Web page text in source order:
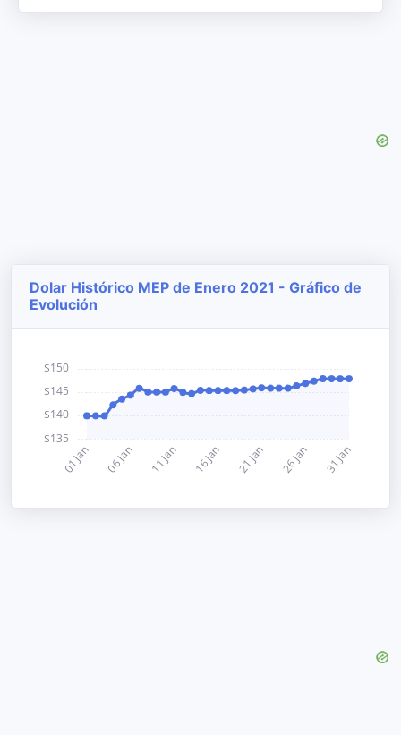
Dolar Histórico MEP de Enero 2021 - Gráfico de
Evolución